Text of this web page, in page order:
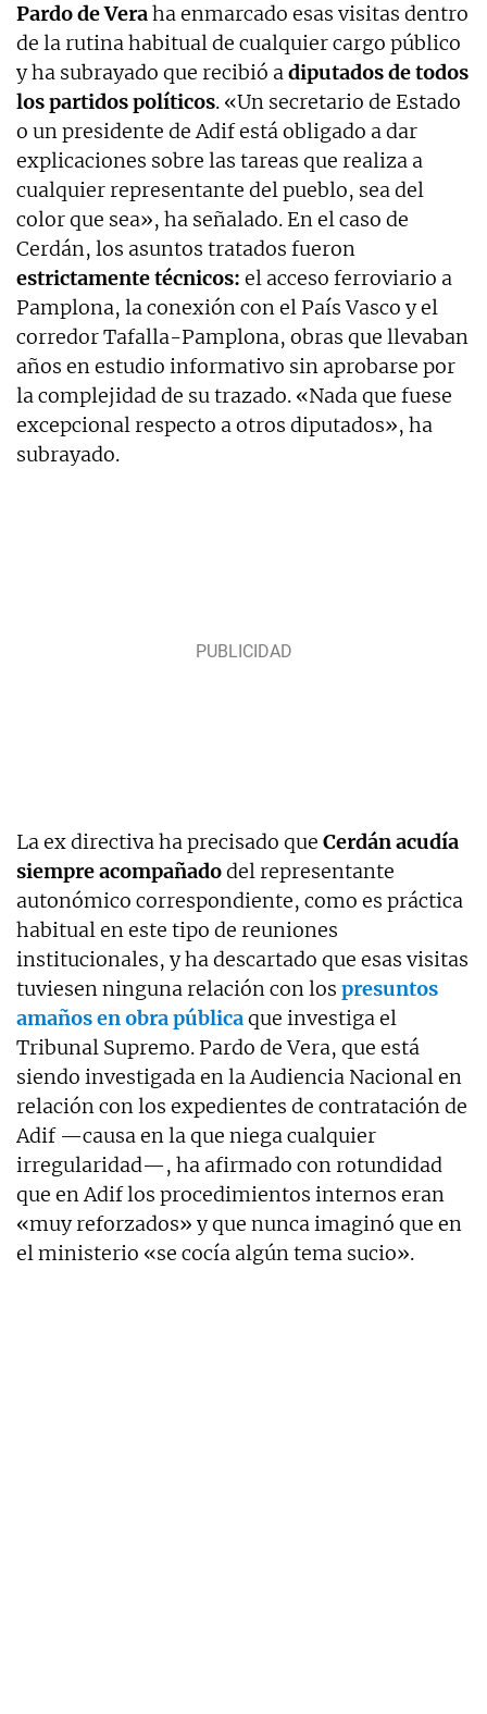
Pardo de Veraha enmarcado esas visitas dentro
de la rutina habitual de cualquier cargo público
y ha subrayado que recibió adiputados de todos
los partidos políticos. «Un secretario de Estado
o un presidente de Adif está obligado a dar
explicaciones sobre las tareas que realiza a
cualquier representante del pueblo, sea del
color que sea», ha señalado. En el caso de
Cerdán, los asuntos tratados fueron
estrictamente técnicos: el acceso ferroviario a
Pamplona, la conexión con el País Vasco y el
corredor Tafalla-Pamplona, obras que llevaban
años en estudio informativo sin aprobarse por
la complejidad de su trazado. «Nada que fuese
excepcional respecto a otros diputados», ha
subrayado.
La ex directiva ha precisado que Cerdán acudía
siempre acompañadodel representante
autonómico correspondiente, como es práctica
habitual en este tipo de reuniones
institucionales, y ha descartado que esas visitas
tuviesen ninguna relación con los presuntos
amaños en obra públicaque investiga el
Tribunal Supremo. Pardo de Vera, que está
siendo investigada en la Audiencia Nacional en
relación con los expedientes de contratación de
Adif —causa en la que niega cualquier
irregularidad—, ha afirmado con rotundidad
que en Adif los procedimientos internos eran
«muy reforzados» y que nunca imaginó que en
el ministerio «se cocía algún tema sucio».